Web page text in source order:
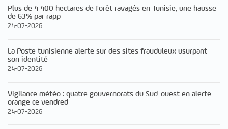
Plus de 4 400 hectares de forêt ravagés en Tunisie, une hausse
de 63% par rapp
24-07-2026
La Poste tunisienne alerte sur des sites frauduleux usurpant
son identité
24-07-2026
Vigilance météo : quatre gouvernorats du Sud-ouest en alerte
orange ce vendred
24-07-2026